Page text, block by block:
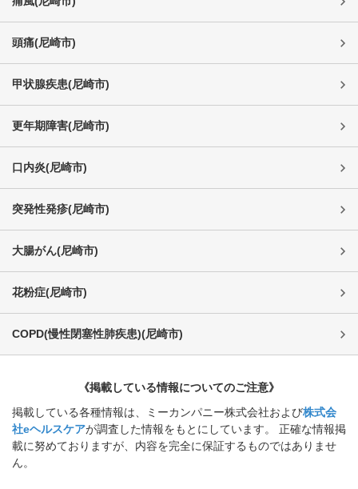
頭痛(尼崎市)
甲状腺疾患(尼崎市)
更年期障害(尼崎市)
口内炎(尼崎市)
突発性発疹(尼崎市)
大腸がん(尼崎市)
花粉症(尼崎市)
COPD(慢性閉塞性肺疾患)(尼崎市)
《掲載している情報についてのご注意》
掲載している各種情報は、ミーカンパニー株式会社および株式会
社eヘルスケアが調査した情報をもとにしています。 正確な情報掲
載に努めておりますが、内容を完全に保証するものではありませ
ん。